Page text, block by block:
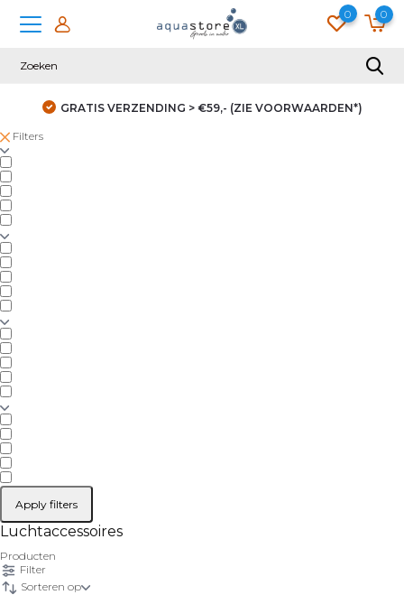
0 0
GRATIS VERZENDING > €59,- (ZIE VOORWAARDEN*)
Filters
Apply filters
Luchtaccessoires
Producten
Filter
Sorteren op